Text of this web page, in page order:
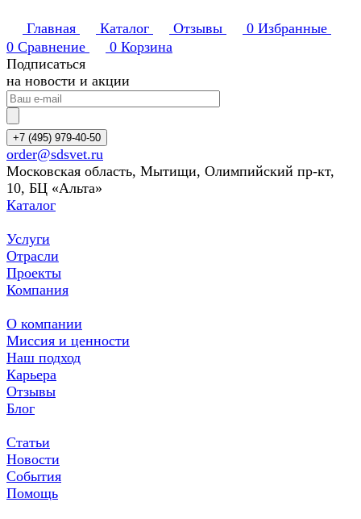
Главная Каталог Отзывы 0 Избранные
0 Сравнение 0 Корзина
Подписаться
на новости и акции
+7 (495) 979-40-50
order@sdsvet.ru
Московская область, Мытищи, Олимпийский пр-кт,
10, БЦ «Альта»
Каталог
Услуги
Отрасли
Проекты
Компания
О компании
Миссия и ценности
Наш подход
Карьера
Отзывы
Блог
Статьи
Новости
События
Помощь